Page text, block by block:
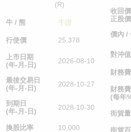
(R)
牛 / 熊 牛證
行使價 25,378
上市日期
(年-月-日)
2026-08-10
最後交易日
(年-月-日)
2028-10-27
到期日
(年-月-日)
2028-10-30
換股比率 10,000
收回
正股
價內 /
對沖
財務
財務
(每年
街貨量
街貨